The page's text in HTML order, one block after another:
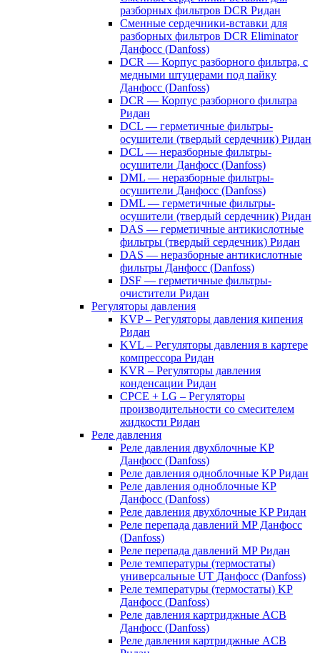
разборных фильтров DCR Ридан
Сменные сердечники-вставки для
разборных фильтров DCR Eliminator
Данфосс (Danfoss)
DCR — Корпус разборного фильтра, с
медными штуцерами под пайку
Данфосс (Danfoss)
DCR — Корпус разборного фильтра
Ридан
DCL — герметичные фильтры-
осушители (твердый сердечник) Ридан
DCL — неразборные фильтры-
осушители Данфосс (Danfoss)
DML — неразборные фильтры-
осушители Данфосс (Danfoss)
DML — герметичные фильтры-
осушители (твердый сердечник) Ридан
DAS — герметичные антикислотные
фильтры (твердый сердечник) Ридан
DAS — неразборные антикислотные
фильтры Данфосс (Danfoss)
DSF — герметичные фильтры-
очистители Ридан
Регуляторы давления
KVP – Регуляторы давления кипения
Ридан
KVL – Регуляторы давления в картере
компрессора Ридан
KVR – Регуляторы давления
конденсации Ридан
CPCE + LG – Регуляторы
производительности со смесителем
жидкости Ридан
Реле давления
Реле давления двухблочные KP
Данфосс (Danfoss)
Реле давления одноблочные KP Ридан
Реле давления одноблочные KP
Данфосс (Danfoss)
Реле давления двухблочные KP Ридан
Реле перепада давлений MP Данфосс
(Danfoss)
Реле перепада давлений MP Ридан
Реле температуры (термостаты)
универсальные UT Данфосс (Danfoss)
Реле температуры (термостаты) KP
Данфосс (Danfoss)
Реле давления картриджные ACB
Данфосс (Danfoss)
Реле давления картриджные ACB